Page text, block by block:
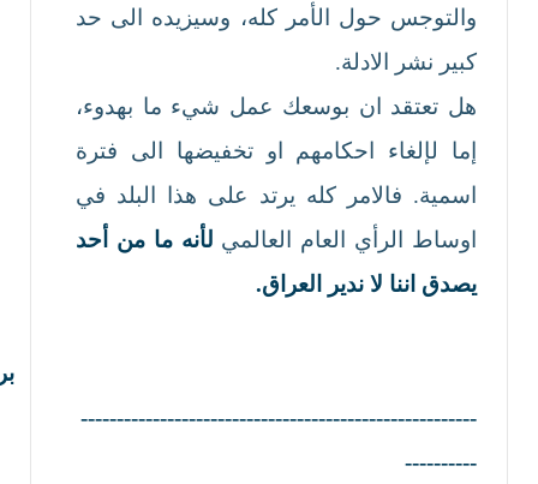
والتوجس حول الأمر كله، وسيزيده الى حد
كبير نشر الادلة.
هل تعتقد ان بوسعك عمل شيء ما بهدوء،
إما لإلغاء احكامهم او تخفيضها الى فترة
اسمية. فالامر كله يرتد على هذا البلد في
اوساط الرأي العام العالمي لأنه ما من أحد
يصدق اننا لا ندير العراق.
-------------------------------------------------------
----------